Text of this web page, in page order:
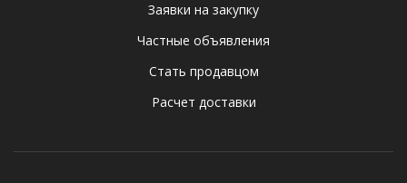
Заявки на закупку
Частные объявления
Стать продавцом
Расчет доставки